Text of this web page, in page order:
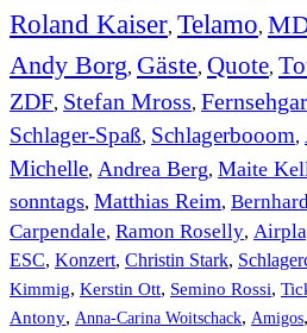
Roland Kaiser, Telamo,
Andy Borg, Gäste, Quote,
ZDF, Stefan Mross,
Schlager-Spaß, Schlagerbooom,
Michelle, Andrea Berg, Maite
sonntags, Matthias Reim,
Carpendale, Ramon Roselly,
ESC, Konzert, Christin Stark,
Kimmig, Kerstin Ott, Semino Rossi,
Antony, Anna-Carina Woitschack, Amigos,